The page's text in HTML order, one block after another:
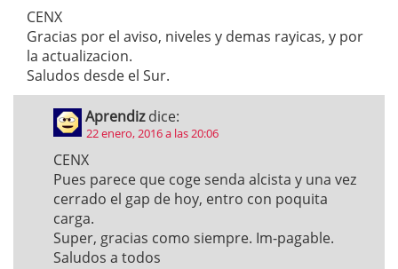
CENX
Gracias por el aviso, niveles y demas rayicas, y por
la actualizacion.
Saludos desde el Sur.
Aprendiz dice:
22 enero, 2016 a las 20:06
CENX
Pues parece que coge senda alcista y una vez
cerrado el gap de hoy, entro con poquita
carga.
Super, gracias como siempre. Im-pagable.
Saludos a todos